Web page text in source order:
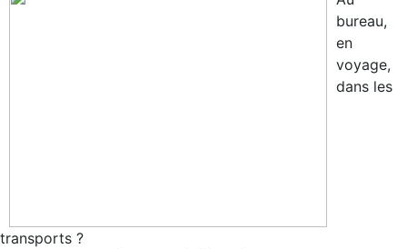
bureau,
en
voyage,
dans les
transports ?